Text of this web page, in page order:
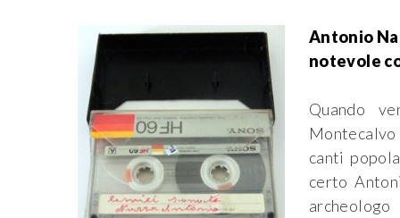
Antonio
notevole
Quando
canti
certo